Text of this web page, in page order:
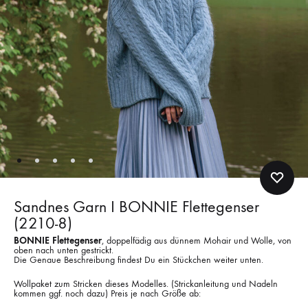
Sandnes Garn I BONNIE Flettegenser
(2210-8)
BONNIE Flettegenser, doppelfädig aus dünnem Mohair und Wolle, von
oben nach unten gestrickt.
Die Genaue Beschreibung findest Du ein Stückchen weiter unten.
Wollpaket zum Stricken dieses Modelles. (Strickanleitung und Nadeln
kommen ggf. noch dazu) Preis je nach Größe ab: